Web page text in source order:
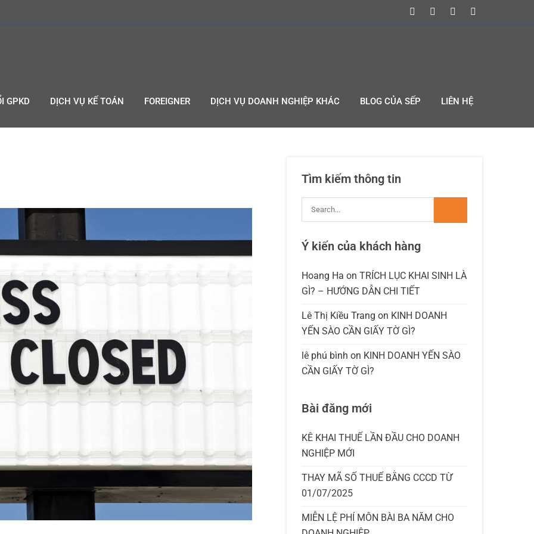
GPKD DỊCH VỤ KẾ TOÁN FOREIGNER DỊCH VỤ DOANH NGHIỆP KHÁC BLOG CỦA SẾP LIÊN HỆ
Tìm kiếm thông tin
Ý kiến của khách hàng
Hoang Ha onTRÍCH LỤC KHAI SINH LÀ
GÌ? – HƯỚNG DẪN CHI TIẾT
Lê Thị Kiều Trang on KINH DOANH
YẾN SÀO CẦN GIẤY TỜ GÌ?
lê phú bình on KINH DOANH YẾN SÀO
CẦN GIẤY TỜ GÌ?
Bài đăng mới
KÊ KHAI THUẾ LẦN ĐẦU CHO DOANH
NGHIỆP MỚI
THAY MÃ SỐ THUẾ BẰNG CCCD TỪ
01/07/2025
MIỄN LỆ PHÍ MÔN BÀI BA NĂM CHO